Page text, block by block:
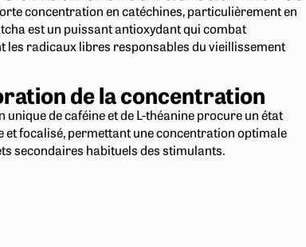
concentration en catéchines, particulièrement en
est un puissant antioxydant qui combat
les radicaux libres responsables du vieillissement
de la concentration
unique de caféine et de L-théanine procure un état
et focalisé, permettant une concentration optimale
secondaires habituels des stimulants.